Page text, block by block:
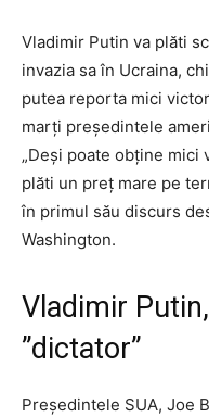
Vladimir Putin va plăti
invazia sa în Ucraina,
putea reporta mici
marți preşedintele
„Deși poate obține mici
plăti un preț mare pe
în primul său discurs
Washington.
Vladimir
”dictator”
Preşedintele SUA, Joe